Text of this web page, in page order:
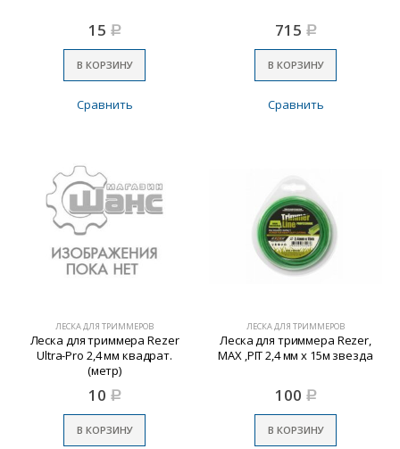
15 Р
В КОРЗИНУ
Сравнить
715 Р
В КОРЗИНУ
Сравнить
ЛЕСКА ДЛЯ ТРИММЕРОВ
Леска для триммера Rezer
Ultra-Pro 2,4 мм квадрат.
(метр)
10 Р
В КОРЗИНУ
ЛЕСКА ДЛЯ ТРИММЕРОВ
Леска для триммера Rezer,
MAX ,РIT 2,4 мм х 15м звезда
100 Р
В КОРЗИНУ